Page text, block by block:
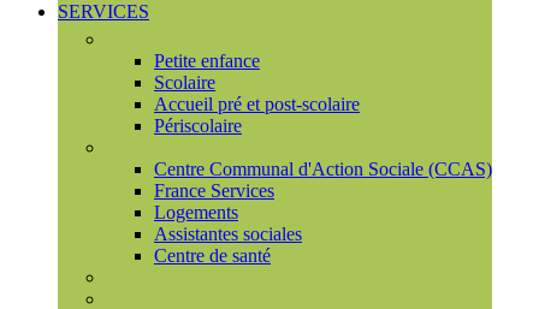
SERVICES
Petite enfance
Scolaire
Accueil pré et post-scolaire
Périscolaire
Centre Communal d'Action Sociale (CCAS)
France Services
Logements
Assistantes sociales
Centre de santé